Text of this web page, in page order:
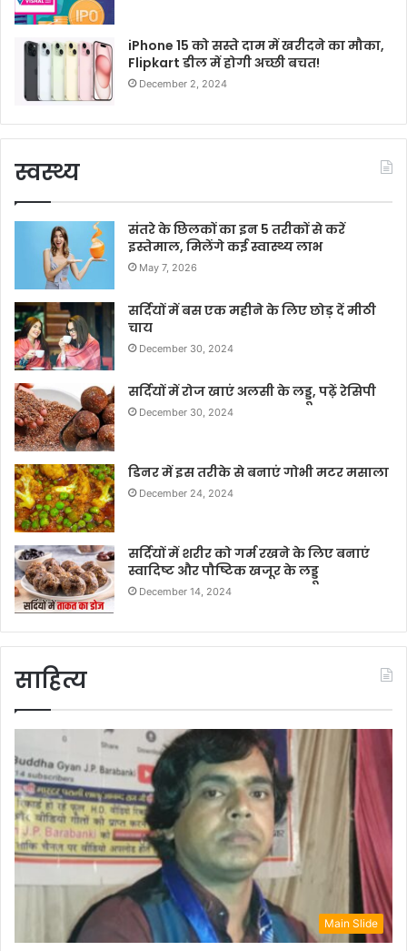
iPhone 15 को सस्ते दाम में खरीदने का मौका,
Flipkart डील में होगी अच्छी बचत!
December 2, 2024
स्वस्थ्य
संतरे के छिलकों का इन 5 तरीकों से करें
इस्तेमाल, मिलेंगे कई स्वास्थ्य लाभ
May 7, 2026
सर्दियों में बस एक महीने के लिए छोड़ दें मीठी
चाय
December 30, 2024
सर्दियों में रोज खाएं अलसी के लड्डू, पढ़ें रेसिपी
December 30, 2024
डिनर में इस तरीके से बनाएं गोभी मटर मसाला
December 24, 2024
सर्दियों में शरीर को गर्म रखने के लिए बनाएं
स्वादिष्ट और पौष्टिक खजूर के लड्डू
December 14, 2024
साहित्य
Main Slide